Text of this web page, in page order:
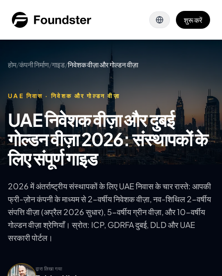
शुरू करें
होम/कंपनी निर्माण/गाइड/निवेशक वीज़ा और गोल्डन वीज़ा
UAE निवास · निवेशक और गोल्डन वीज़ा
UAE निवेशक वीज़ा और दुबई
गोल्डन वीज़ा 2026: संस्थापकों के
लिए संपूर्ण गाइड
2026 में अंतर्राष्ट्रीय संस्थापकों के लिए UAE निवास के चार रास्ते: आपकी
फ्री-ज़ोन कंपनी के माध्यम से 2-वर्षीय निवेशक वीज़ा, नव-शिथिल 2-वर्षीय
संपत्ति वीज़ा (अप्रैल 2026 सुधार), 5-वर्षीय ग्रीन वीज़ा, और 10-वर्षीय
गोल्डन वीज़ा श्रेणियाँ। स्रोत: ICP, GDRFA दुबई, DLD और UAE
सरकारी पोर्टल।
द्वारा लिखा गया